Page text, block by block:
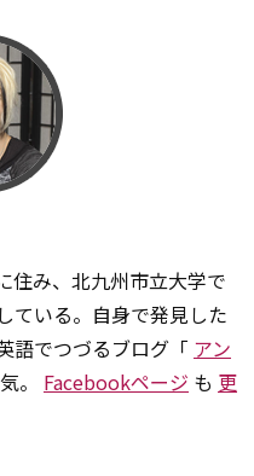
住み、北九州市立大学で
ている。自身で発見した
語でつづるブログ「 アン
。 Facebookページ も 更